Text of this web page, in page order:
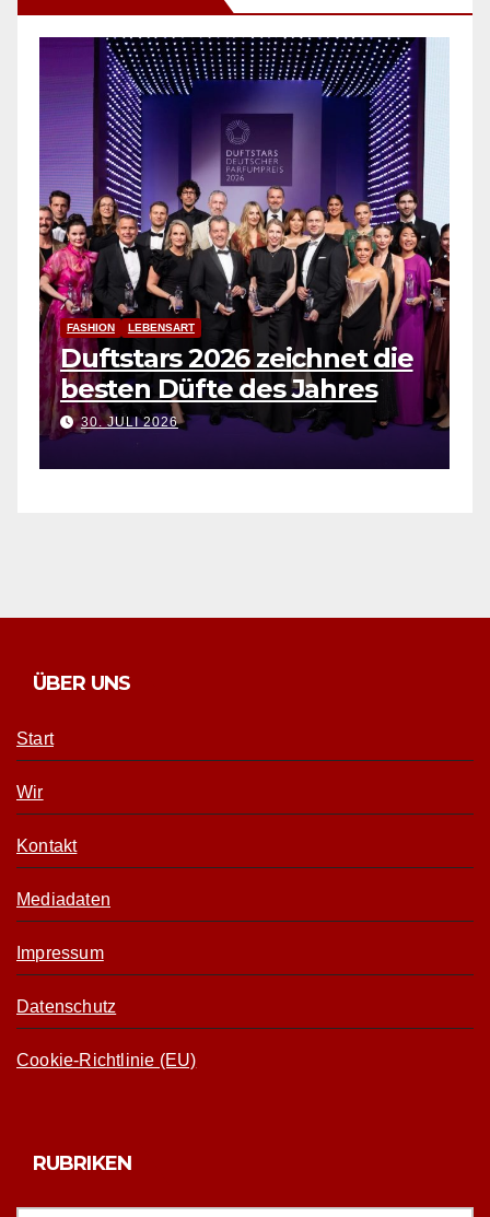
FASHION LEBENSART
Duftstars 2026 zeichnet die
besten Düfte des Jahres
30. JULI 2026
ÜBER UNS
Start
Wir
Kontakt
Mediadaten
Impressum
Datenschutz
Cookie-Richtlinie (EU)
RUBRIKEN